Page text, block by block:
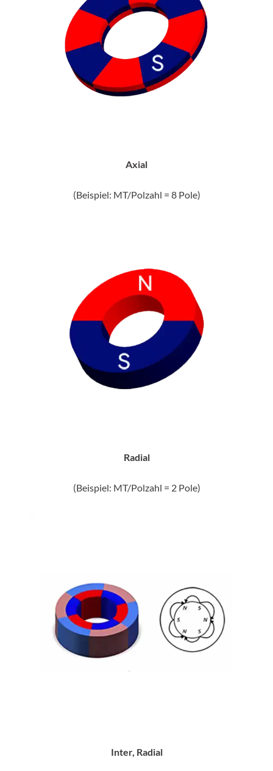
Axial
(Beispiel: MT/Polzahl = 8 Pole)
Radial
(Beispiel: MT/Polzahl = 2 Pole)
Inter, Radial